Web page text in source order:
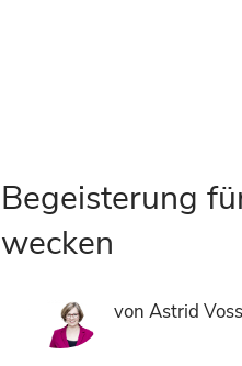
Begeisterung
wecken
von Astrid Voss